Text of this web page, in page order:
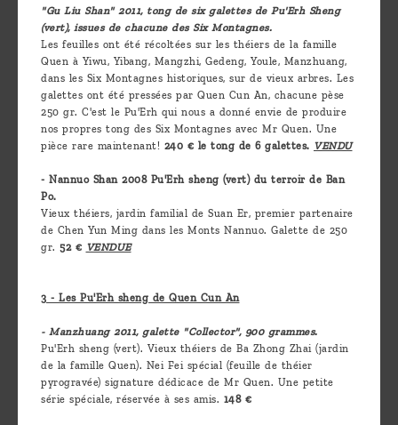
"Gu Liu Shan" 2011, tong de six galettes de Pu'Erh Sheng
(vert), issues de chacune des Six Montagnes.
Les feuilles ont été récoltées sur les théiers de la famille
Quen à Yiwu, Yibang, Mangzhi, Gedeng, Youle, Manzhuang,
dans les Six Montagnes historiques, sur de vieux arbres. Les
galettes ont été pressées par Quen Cun An, chacune pèse
250 gr. C'est le Pu'Erh qui nous a donné envie de produire
nos propres tong des Six Montagnes avec Mr Quen. Une
pièce rare maintenant! 240 € le tong de 6 galettes. VENDU
- Nannuo Shan 2008 Pu'Erh sheng (vert) du terroir de Ban
Po.
Vieux théiers, jardin familial de Suan Er, premier partenaire
de Chen Yun Ming dans les Monts Nannuo. Galette de 250
gr. 52 € VENDUE
3 - Les Pu'Erh sheng de Quen Cun An
- Manzhuang 2011, galette "Collector", 900 grammes.
Pu'Erh sheng (vert). Vieux théiers de Ba Zhong Zhai (jardin
de la famille Quen). Nei Fei spécial (feuille de théier
pyrogravée) signature dédicace de Mr Quen. Une petite
série spéciale, réservée à ses amis. 148 €